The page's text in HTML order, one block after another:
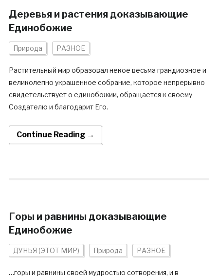
Деревья и растения доказывающие
Единобожие
Природа РАЗНОЕ
Растительный мир образовал некое весьма грандиозное и
великолепно украшенное собрание, которое непрерывно
свидетельствует о единобожии, обращается к своему
Создателю и благодарит Его.
Continue Reading →
Горы и равнины доказывающие
Единобожие
ДУНЬЯ (ЭТОТ МИР) Природа РАЗНОЕ
…горы и равнины своей мудростью сотворения, и в